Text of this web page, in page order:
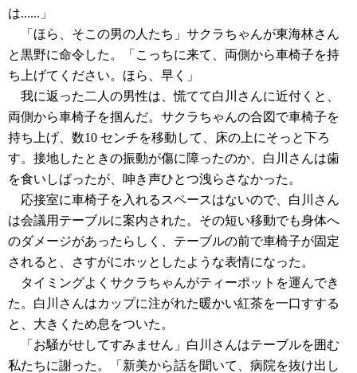
は......」
「ほら、そこの男の人たち」サクラちゃんが東海林さん
と黒野に命令した。「こっちに来て、両側から車椅子を持
ち上げてください。ほら、早く」
我に返った二人の男性は、慌てて白川さんに近付くと、
両側から車椅子を掴んだ。サクラちゃんの合図で車椅子を
持ち上げ、数10 センチを移動して、床の上にそっと下ろ
す。接地したときの振動が傷に障ったのか、白川さんは歯
を食いしばったが、呻き声ひとつ洩らさなかった。
応接室に車椅子を入れるスペースはないので、白川さん
は会議用テーブルに案内された。その短い移動でも身体へ
のダメージがあったらしく、テーブルの前で車椅子が固定
されると、さすがにホッとしたような表情になった。
タイミングよくサクラちゃんがティーポットを運んでき
た。白川さんはカップに注がれた暖かい紅茶を一口すする
と、大きくため息をついた。
「お騒がせしてすみません」白川さんはテーブルを囲む
私たちに謝った。「新美から話を聞いて、病院を抜け出し